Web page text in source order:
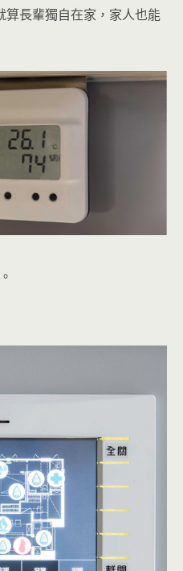
長輩獨自在家，家人也能